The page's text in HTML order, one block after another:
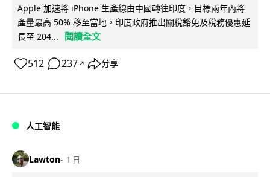
Apple 加速將 iPhone 生產線由中國轉往印度，目標兩年內將
產量最高 50% 移至當地。印度政府推出關稅豁免及稅務優惠延
長至 204...
閱讀全文
512 237 ↗ 分享
人工智能
Lawton 1 日